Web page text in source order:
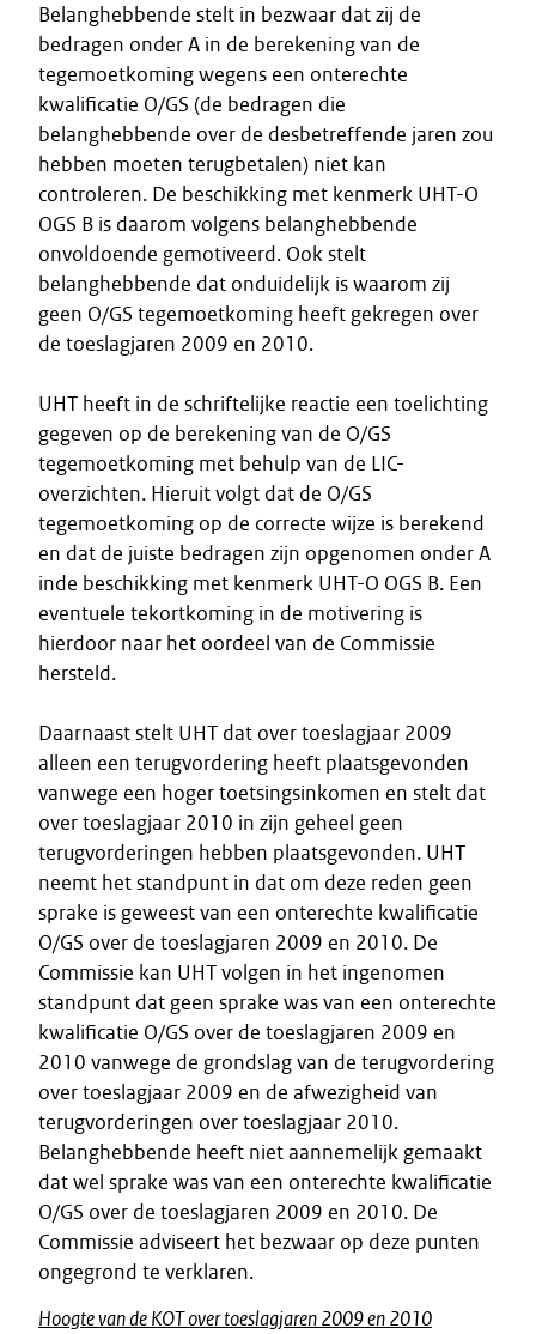
Belanghebbende stelt in bezwaar dat zij de
bedragen onder A in de berekening van de
tegemoetkoming wegens een onterechte
kwalificatie O/GS (de bedragen die
belanghebbende over de desbetreffende jaren zou
hebben moeten terugbetalen) niet kan
controleren. De beschikking met kenmerk UHT-O
OGS B is daarom volgens belanghebbende
onvoldoende gemotiveerd. Ook stelt
belanghebbende dat onduidelijk is waarom zij
geen O/GS tegemoetkoming heeft gekregen over
de toeslagjaren 2009 en 2010.
UHT heeft in de schriftelijke reactie een toelichting
gegeven op de berekening van de O/GS
tegemoetkoming met behulp van de LIC-
overzichten. Hieruit volgt dat de O/GS
tegemoetkoming op de correcte wijze is berekend
en dat de juiste bedragen zijn opgenomen onder A
inde beschikking met kenmerk UHT-O OGS B. Een
eventuele tekortkoming in de motivering is
hierdoor naar het oordeel van de Commissie
hersteld.
Daarnaast stelt UHT dat over toeslagjaar 2009
alleen een terugvordering heeft plaatsgevonden
vanwege een hoger toetsingsinkomen en stelt dat
over toeslagjaar 2010 in zijn geheel geen
terugvorderingen hebben plaatsgevonden. UHT
neemt het standpunt in dat om deze reden geen
sprake is geweest van een onterechte kwalificatie
O/GS over de toeslagjaren 2009 en 2010. De
Commissie kan UHT volgen in het ingenomen
standpunt dat geen sprake was van een onterechte
kwalificatie O/GS over de toeslagjaren 2009 en
2010 vanwege de grondslag van de terugvordering
over toeslagjaar 2009 en de afwezigheid van
terugvorderingen over toeslagjaar 2010.
Belanghebbende heeft niet aannemelijk gemaakt
dat wel sprake was van een onterechte kwalificatie
O/GS over de toeslagjaren 2009 en 2010. De
Commissie adviseert het bezwaar op deze punten
ongegrond te verklaren.
Hoogte van de KOT over toeslagjaren 2009 en 2010